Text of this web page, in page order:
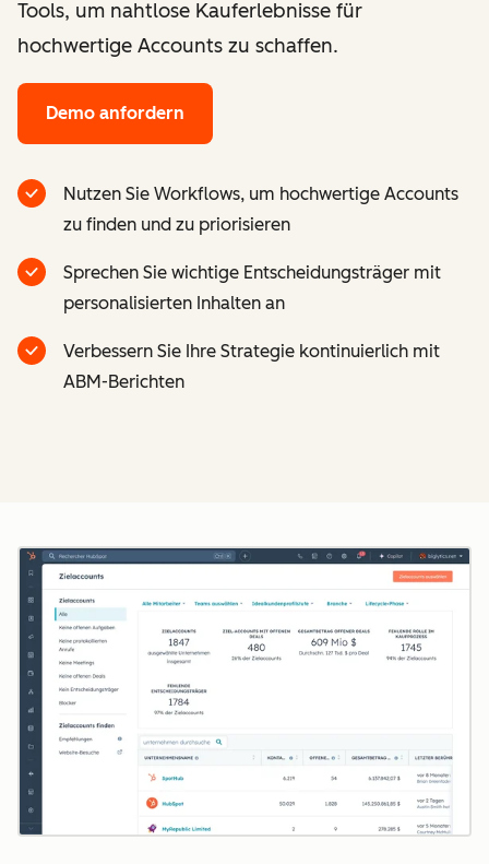
Tools, um nahtlose Kauferlebnisse für
hochwertige Accounts zu schaffen.
Demo anfordern
Nutzen Sie Workflows, um hochwertige Accounts
zu finden und zu priorisieren
Sprechen Sie wichtige Entscheidungsträger mit
personalisierten Inhalten an
Verbessern Sie Ihre Strategie kontinuierlich mit
ABM-Berichten